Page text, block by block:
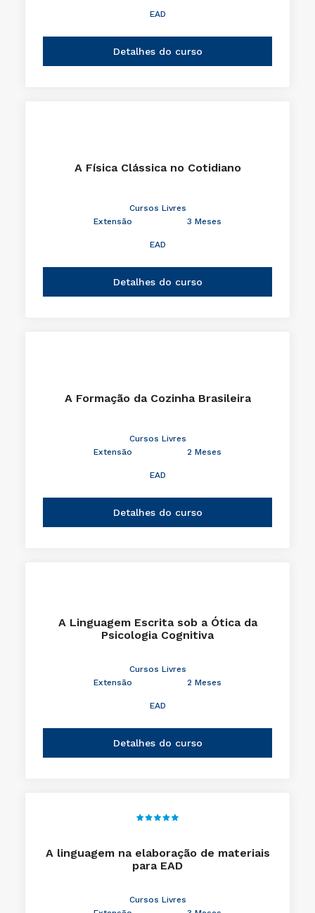
EAD
Detalhes do curso
A Física Clássica no Cotidiano
Cursos Livres
Extensão
3 Meses
EAD
Detalhes do curso
A Formação da Cozinha Brasileira
Cursos Livres
Extensão
2 Meses
EAD
Detalhes do curso
A Linguagem Escrita sob a Ótica da
Psicologia Cognitiva
Cursos Livres
Extensão
2 Meses
EAD
Detalhes do curso
A linguagem na elaboração de materiais
para EAD
Cursos Livres